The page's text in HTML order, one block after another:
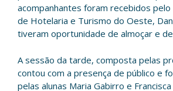
acompanhantes foram recebidos
de Hotelaria e Turismo do Oeste,
tiveram oportunidade de almoçar e
A sessão da tarde, composta pelas
contou com a presença de público e
pelas alunas Maria Gabirro e Francisca